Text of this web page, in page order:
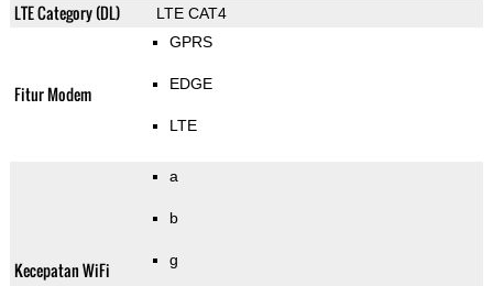
LTE Category (DL) LTE CAT4
Fitur Modem
GPRS
EDGE
LTE
Kecepatan WiFi
a
b
g